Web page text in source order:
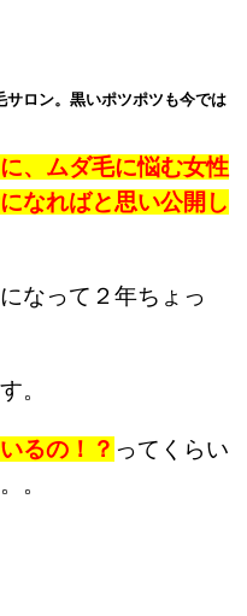
ロン。黒いポツポツも今では
、ムダ毛に悩む女性
なればと思い公開し
なって２年ちょっ
。
るの！？ ってくらい
。